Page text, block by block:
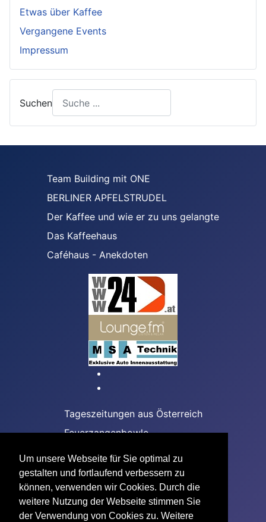
Um unsere Webseite für Sie optimal zu
gestalten und fortlaufend verbessern zu
können, verwenden wir Cookies. Durch die
weitere Nutzung der Webseite stimmen Sie
der Verwendung von Cookies zu. Weitere
Etwas über Kaffee
Vergangene Events
Impressum
Suchen
Team Building mit ONE
BERLINER APFELSTRUDEL
Der Kaffee und wie er zu uns gelangte
Das Kaffeehaus
Caféhaus - Anekdoten
Tageszeitungen aus Österreich
Feuerzangenbowle
Das Apfelstrudel Rezept
Team Building mit ONE
Caféhaus - Anekdoten